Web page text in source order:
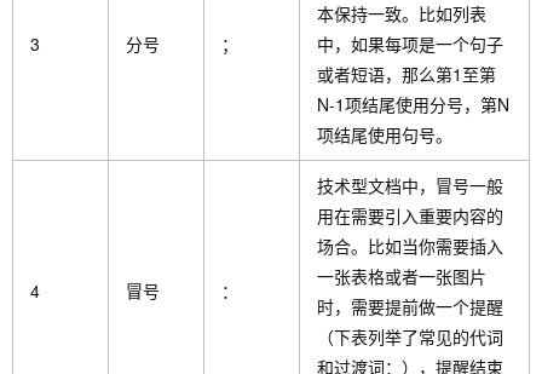
3 分号 ；
本保持一致。比如列表
中，如果每项是一个句子
或者短语，那么第1至第
N-1项结尾使用分号，第N
项结尾使用句号。
4 冒号 ：
技术型文档中，冒号一般
用在需要引入重要内容的
场合。比如当你需要插入
一张表格或者一张图片
时，需要提前做一个提醒
（下表列举了常见的代词
和过渡词：），提醒结束